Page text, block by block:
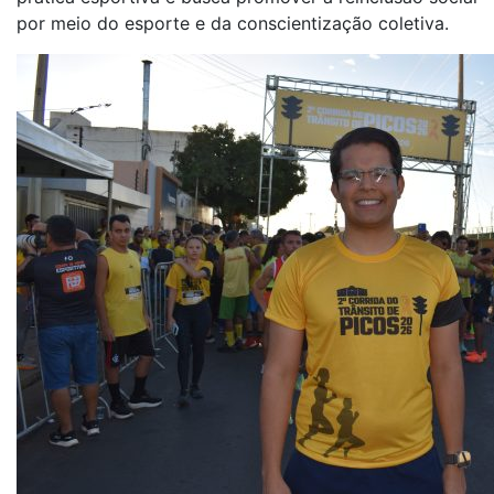
por meio do esporte e da conscientização coletiva.